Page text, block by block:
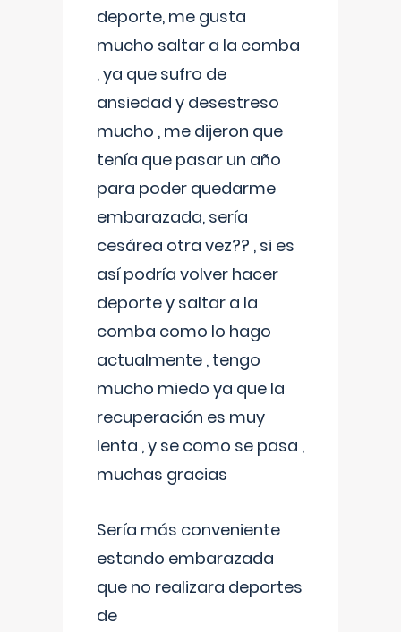
deporte, me gusta
mucho saltar a la comba
, ya que sufro de
ansiedad y desestreso
mucho , me dijeron que
tenía que pasar un año
para poder quedarme
embarazada, sería
cesárea otra vez?? , si es
así podría volver hacer
deporte y saltar a la
comba como lo hago
actualmente , tengo
mucho miedo ya que la
recuperación es muy
lenta , y se como se pasa ,
muchas gracias
Sería más conveniente
estando embarazada
que no realizara deportes
de